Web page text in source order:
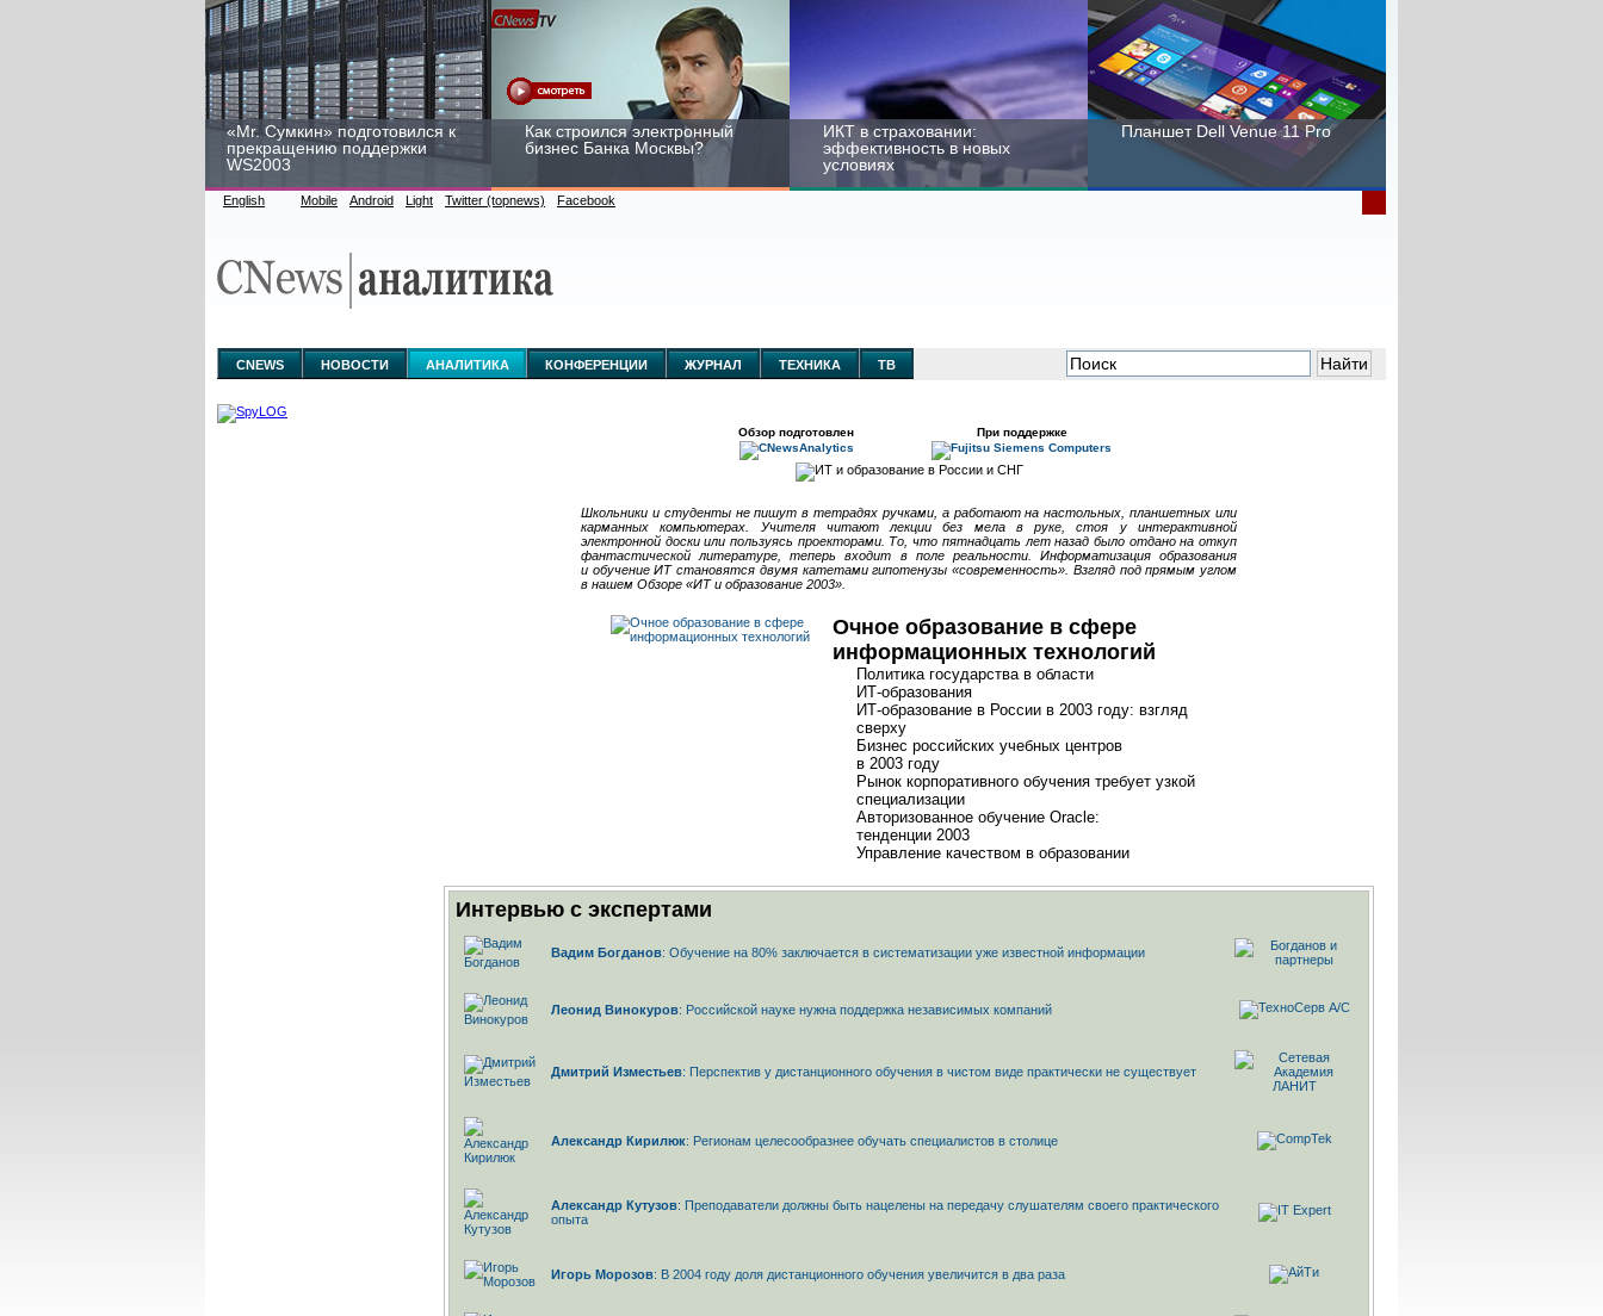
«Mr. Сумкин» подготовился к
прекращению поддержки
WS2003
Как строился электронный
бизнес Банка Москвы?
ИКТ в страховании:
эффективность в новых
условиях
Планшет Dell Venue 11 Pro
к аналитике
участвовать
госструктур: развитие в
новых условиях
English Mobile Android Light Twitter (topnews) Facebook
CNEWS НОВОСТИ АНАЛИТИКА КОНФЕРЕНЦИИ ЖУРНАЛ ТЕХНИКА ТВ
Обзор подготовлен При поддержке
Школьники и студенты не пишут в тетрадях ручками, а работают на настольных, планшетных или
карманных компьютерах. Учителя читают лекции без мела в руке, стоя у интерактивной
электронной доски или пользуясь проекторами. То, что пятнадцать лет назад было отдано на откуп
фантастической литературе, теперь входит в поле реальности. Информатизация образования
и обучение ИТ становятся двумя катетами гипотенузы «современность». Взгляд под прямым углом
в нашем Обзоре «ИТ и образование 2003».
Очное образование в сфере
информационных технологий
Политика государства в области
ИТ-образования
ИТ-образование в России в 2003 году: взгляд
сверху
Бизнес российских учебных центров
в 2003 году
Рынок корпоративного обучения требует узкой
специализации
Авторизованное обучение Oracle:
тенденции 2003
Управление качеством в образовании
Интервью с экспертами
Вадим Богданов: Обучение на 80% заключается в систематизации уже известной информации
Леонид Винокуров: Российской науке нужна поддержка независимых компаний
Дмитрий Изместьев: Перспектив у дистанционного обучения в чистом виде практически не существует
Александр Кирилюк: Регионам целесообразнее обучать специалистов в столице
Александр Кутузов: Преподаватели должны быть нацелены на передачу слушателям своего практического
опыта
Игорь Морозов: В 2004 году доля дистанционного обучения увеличится в два раза